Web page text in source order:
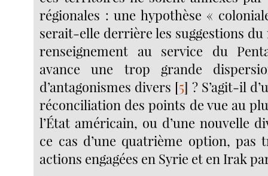
régionales : une hypothèse «
serait-elle derrière les suggestions du
renseignement au service du
avance une trop grande
d’antagonismes divers [5] ? S’agit-il
réconciliation des points de vue au
l’État américain, ou d’une nouvelle
ce cas d’une quatrième option, pas
actions engagées en Syrie et en Irak